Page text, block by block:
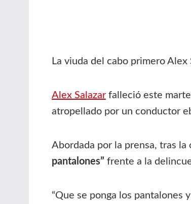
La viuda del cabo primero
Alex Salazar falleció este
atropellado por un conductor
Abordada por la prensa, tras la
pantalones” frente a la
“Que se ponga los pantalones